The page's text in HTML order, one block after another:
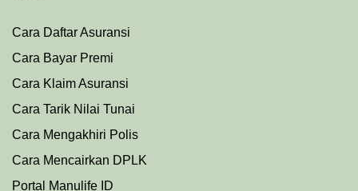
Cara Daftar Asuransi
Cara Bayar Premi
Cara Klaim Asuransi
Cara Tarik Nilai Tunai
Cara Mengakhiri Polis
Cara Mencairkan DPLK
Portal Manulife ID